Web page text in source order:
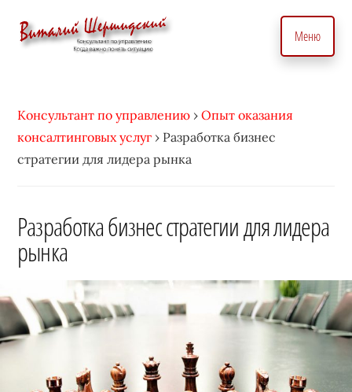
Дополнительное
меню
вопросам
управления
бизнесом.
подходом
•
Виталий
Шершидский
по
вопросам
управления.
для
точного
управление
эффективного
развития
создающее
Меню
Консультант по управлению ›Опыт оказания
консалтинговых услуг › Разработка бизнес
стратегии для лидера рынка
Разработка бизнес стратегии для лидера
рынка